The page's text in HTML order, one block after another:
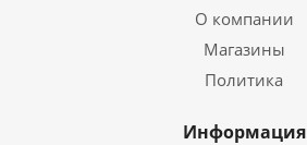
О компании
Магазины
Политика
Информация